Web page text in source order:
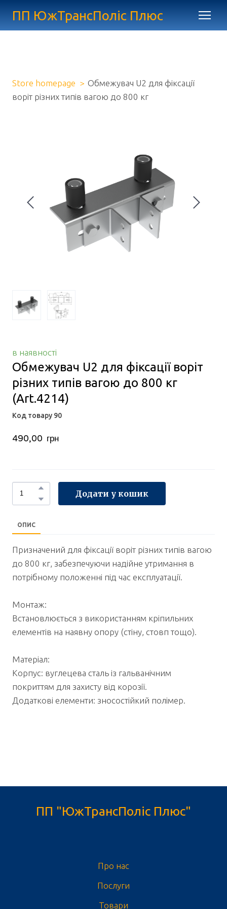
ПП ЮжТрансПоліс Плюс
Store homepage
Обмежувач U2 для фіксації
воріт різних типів вагою до 800 кг
в наявності
Обмежувач U2 для фіксації воріт
різних типів вагою до 800 кг
(Art.4214)
Код товару 90
490,00  грн
Додати у кошик
ОПИС
Призначений для фіксації воріт різних типів вагою
до 800 кг, забезпечуючи надійне утримання в
потрібному положенні під час експлуатації.
Монтаж:
Встановлюється з використанням кріпильних
елементів на наявну опору (стіну, стовп тощо).
Матеріал:
Корпус: вуглецева сталь із гальванічним
покриттям для захисту від корозії.
Додаткові елементи: зносостійкий полімер.
ПП "ЮжТрансПоліс Плюс"
Про нас
Послуги
Товари